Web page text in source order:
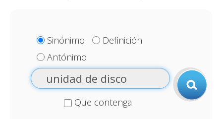
Sinónimo
Definición
Antónimo
Que contenga